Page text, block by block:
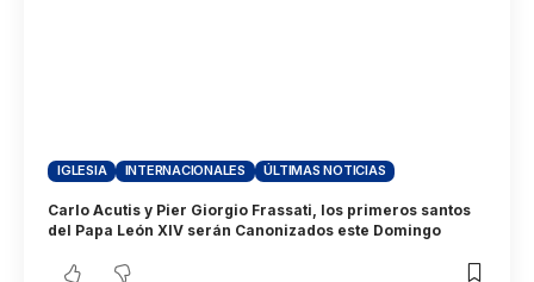
IGLESIA INTERNACIONALES ÚLTIMAS NOTICIAS
Carlo Acutis y Pier Giorgio Frassati, los primeros santos
del Papa León XIV serán Canonizados este Domingo